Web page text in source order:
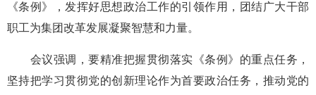
《条例》，发挥好思想政治工作的引领作用，团结广大干部
职工为集团改革发展凝聚智慧和力量。
会议强调，要精准把握贯彻落实《条例》的重点任务，
坚持把学习贯彻党的创新理论作为首要政治任务，推动党的